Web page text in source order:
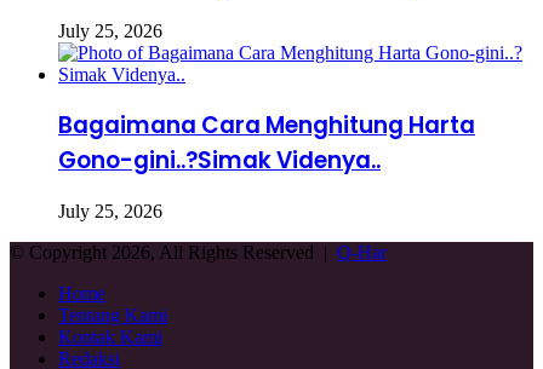
July 25, 2026
Bagaimana Cara Menghitung Harta
Gono-gini..?Simak Videnya..
July 25, 2026
© Copyright 2026, All Rights Reserved | Q-Har
Home
Tentang Kami
Kontak Kami
Redaksi